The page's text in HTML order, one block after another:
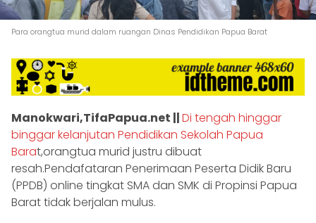
Para orangtua murid dalam ruangan Dinas Pendidikan Papua Barat
Manokwari,TifaPapua.net ||Di tengah hinggar
binggar kelanjutan Pendidikan Sekolah Papua
Barat,orangtua murid justru dibuat
resah.Pendafataran Penerimaan Peserta Didik Baru
(PPDB) online tingkat SMA dan SMK di Propinsi Papua
Barat tidak berjalan mulus.